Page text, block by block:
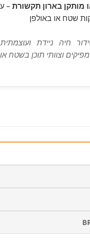
מותקן בארון תקשורת–
שטח או באולפן
חיה ניידת
וצוותי תוכן בשטח